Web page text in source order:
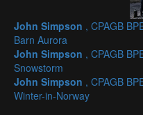
John Simpson , CPAGB
Barn Aurora
John Simpson , CPAGB
Snowstorm
John Simpson , CPAGB
Winter-in-Norway